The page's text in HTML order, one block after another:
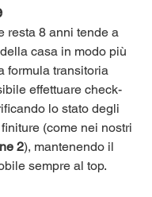
resta 8 anni tende a
casa in modo più
formula transitoria
effettuare check-
lo stato degli
(come nei nostri
2), mantenendo il
sempre al top.